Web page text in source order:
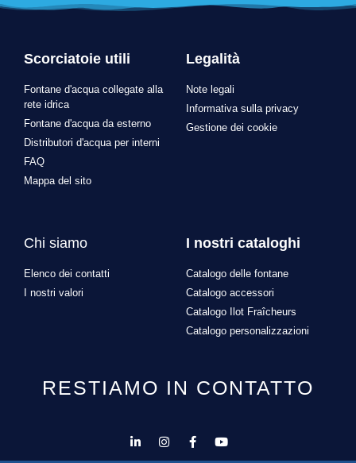
Scorciatoie utili
Fontane d'acqua collegate alla
rete idrica
Fontane d'acqua da esterno
Distributori d'acqua per interni
FAQ
Mappa del sito
Legalità
Note legali
Informativa sulla privacy
Gestione dei cookie
Chi siamo
Elenco dei contatti
I nostri valori
I nostri cataloghi
Catalogo delle fontane
Catalogo accessori
Catalogo Ilot Fraîcheurs
Catalogo personalizzazioni
RESTIAMO IN CONTATTO